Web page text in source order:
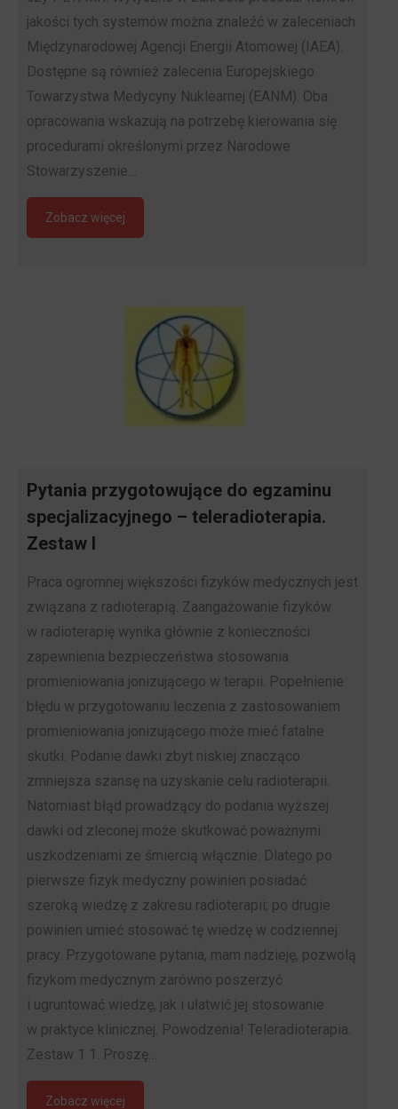
jakości tych systemów można znaleźć w zaleceniach
Międzynarodowej Agencji Energii Atomowej (IAEA).
Dostępne są również zalecenia Europejskiego
Towarzystwa Medycyny Nuklearnej (EANM). Oba
opracowania wskazują na potrzebę kierowania się
procedurami określonymi przez Narodowe
Stowarzyszenie…
Zobacz więcej
Pytania przygotowujące do egzaminu
specjalizacyjnego – teleradioterapia.
Zestaw I
Praca ogromnej większości fizyków medycznych jest
związana z radioterapią. Zaangażowanie fizyków
w radioterapię wynika głównie z konieczności
zapewnienia bezpieczeństwa stosowania
promieniowania jonizującego w terapii. Popełnienie
błędu w przygotowaniu leczenia z zastosowaniem
promieniowania jonizującego może mieć fatalne
skutki. Podanie dawki zbyt niskiej znacząco
zmniejsza szansę na uzyskanie celu radioterapii.
Natomiast błąd prowadzący do podania wyższej
dawki od zleconej może skutkować poważnymi
uszkodzeniami ze śmiercią włącznie. Dlatego po
pierwsze fizyk medyczny powinien posiadać
szeroką wiedzę z zakresu radioterapii; po drugie
powinien umieć stosować tę wiedzę w codziennej
pracy. Przygotowane pytania, mam nadzieję, pozwolą
fizykom medycznym zarówno poszerzyć
i ugruntować wiedzę, jak i ułatwić jej stosowanie
w praktyce klinicznej. Powodzenia! Teleradioterapia.
Zestaw 1 1. Proszę…
Zobacz więcej